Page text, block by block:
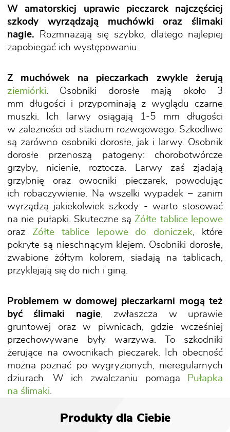
W amatorskiej uprawie pieczarek najczęściej
szkody wyrządzają muchówki oraz ślimaki
nagie. Rozmnażają się szybko, dlatego najlepiej
zapobiegać ich występowaniu.
Z muchówek na pieczarkach zwykle żerują
ziemiórki. Osobniki dorosłe mają około 3
mm długości i przypominają z wyglądu czarne
muszki. Ich larwy osiągają 1-5 mm długości
w zależności od stadium rozwojowego. Szkodliwe
są zarówno osobniki dorosłe, jak i larwy. Osobnik
dorosłe przenoszą patogeny: chorobotwórcze
grzyby, nicienie, roztocza. Larwy zaś zjadają
grzybnię oraz owocniki pieczarek, powodując
ich robaczywienie. Na wszelki wypadek – zanim
wyrządzą jakiekolwiek szkody - warto stosować
na nie pułapki. Skuteczne sąŻółte tablice lepowe
oraz Żółte tablice lepowe do doniczek, które
pokryte są nieschnącym klejem. Osobniki dorosłe,
zwabione żółtym kolorem, siadają na tablicach,
przyklejają się do nich i giną.
Problemem w domowej pieczarkarni mogą też
być ślimaki nagie, zwłaszcza w uprawie
gruntowej oraz w piwnicach, gdzie wcześniej
przechowywane były warzywa. To szkodniki
żerujące na owocnikach pieczarek. Ich obecność
można poznać po wygryzionych, nieregularnych
dziurach. W ich zwalczaniu pomaga
Pułapka
na ślimaki.
Produkty dla Ciebie